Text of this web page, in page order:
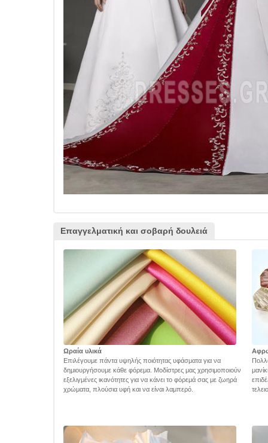
Επαγγελματική και σοβαρή δουλειά
Ωραία υλικά
Επιλέγουμε πάντα υψηλής ποιότητας υφάσματα για να
δημιουργήσουμε κάθε φόρεμα. Μοδίστρες μας χρησιμοποιούν
εξελιγμένες ικανότητες για να κάνει το φόρεμά σας με ζωηρά
χρώματα, πλούσια υφή και να είναι λαμπερό.